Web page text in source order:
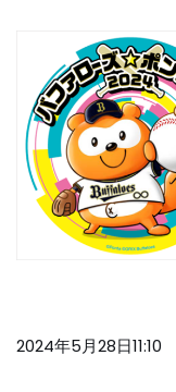
2024年5月28日11:10